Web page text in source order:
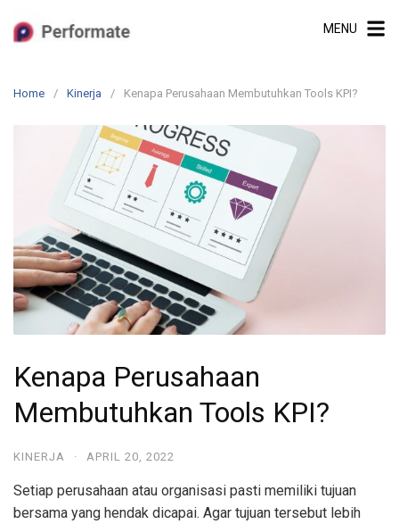
MENU
Home Kinerja Kenapa Perusahaan Membutuhkan Tools KPI?
Kenapa Perusahaan
Membutuhkan Tools KPI?
KINERJA · APRIL 20, 2022
Setiap perusahaan atau organisasi pasti memiliki tujuan
bersama yang hendak dicapai. Agar tujuan tersebut lebih